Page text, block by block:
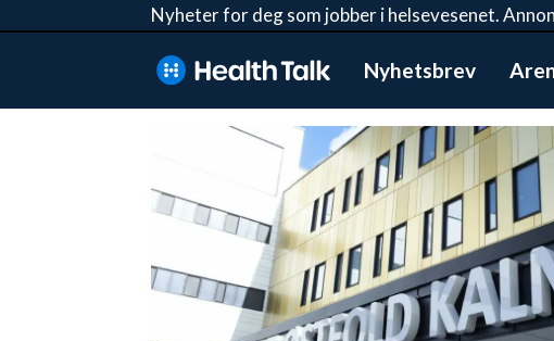
Nyheter for deg som jobber i helsevesenet.
Nyhetsbrev
sigurdsen